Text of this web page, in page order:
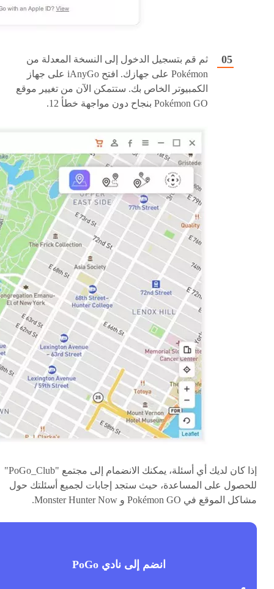
ثم قم بتسجيل الدخول إلى النسخة المعدلة من
Pokémon على جهازك. افتح iAnyGo على جهاز
الكمبيوتر الخاص بك. ستتمكن الآن من تغيير موقع
Pokémon GO بنجاح دون مواجهة خطأ 12.
إذا كان لديك أي أسئلة، يمكنك الانضمام إلى مجتمع "PoGo_Club"
للحصول على المساعدة، حيث ستجد إجابات لجميع أسئلتك حول
مشاكل الموقع في Pokémon GO و Monster Hunter Now.
انضم إلى نادي PoGo